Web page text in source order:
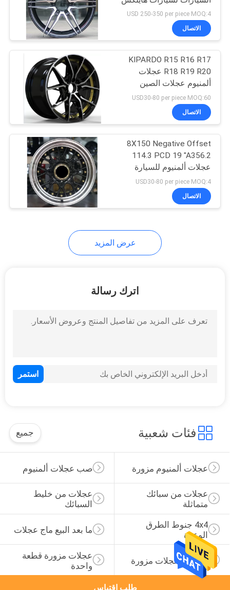
2 قطعة عجلات مزورة
7
3 قطع عجلات مزورة
6
12
19 بوصة الحافات
متداخلة
USD 250-350 per piece MOQ:4
الاتصال
KIPARDO R15 R16 R17
R18 R19 R20 عجلات
ألمنيوم عجلات الصين
الصانع أسعار الجملة JWL /
VIA / شهادة TUV
USD30-80 per piece MOQ:60
الاتصال
8X150 Negative Offset
114.3 PCD 19 "A356.2
عجلات ألمنيوم للسيارة
USD30-80 per piece MOQ:4
الاتصال
عرض المزيد
اترك رسالة
فئات شعبية جميع
صب عجلات ألمنيوم عجلات ألمنيوم مزورة
عجلات من خليط
السبائك
عجلات من سبائك
متماثلة
ما بعد البيع ماج عجلات
4x4 جنوط الطرق
الوعرة
عجلات مزورة قطعة
واحدة
2 قطعة عجلات مزورة
طلب اقتباس